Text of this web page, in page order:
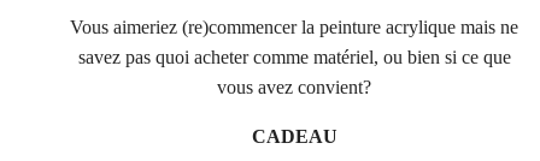
Vous aimeriez (re)commencer la peinture acrylique mais ne
savez pas quoi acheter comme matériel, ou bien si ce que
vous avez convient?
CADEAU